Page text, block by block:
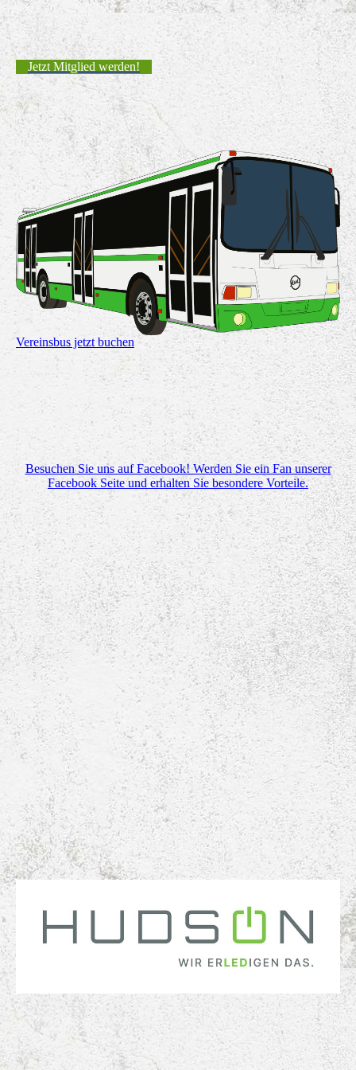
Jetzt Mitglied werden!
Vereinsbus jetzt buchen
Besuchen Sie uns auf Facebook! Werden Sie ein Fan unserer
Facebook Seite und erhalten Sie besondere Vorteile.